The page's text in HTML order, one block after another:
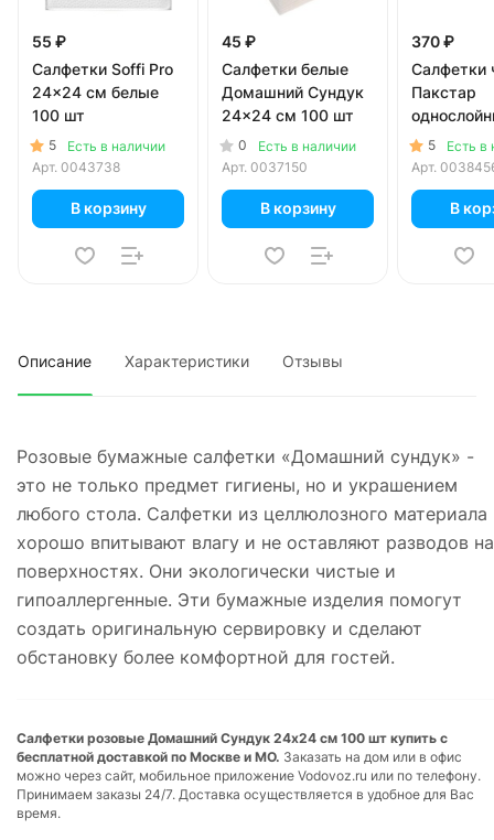
55 ₽
Салфетки Soffi Pro
24x24 см белые
100 шт
5
Есть в наличии
Арт. 0043738
В корзину
45 ₽
Салфетки белые
Домашний Сундук
24x24 см 100 шт
0
Есть в наличии
Арт. 0037150
В корзину
370 ₽
Салфетки
Пакстар
24х24см
5
Есть в
Арт.
В
Описание Характеристики Отзывы
Розовые бумажные салфетки «Домашний сундук» -
это не только предмет гигиены, но и украшением
любого стола. Салфетки из целлюлозного материала
хорошо впитывают влагу и не оставляют разводов на
поверхностях. Они экологически чистые и
гипоаллергенные. Эти бумажные изделия помогут
создать оригинальную сервировку и сделают
обстановку более комфортной для гостей.
Салфетки розовые Домашний Сундук 24x24 см 100 шт купить с
бесплатной доставкой по Москве и МО. Заказать на дом или в офис
можно через сайт, мобильное приложение Vodovoz.ru или по телефону.
Принимаем заказы 24/7. Доставка осуществляется в удобное для Вас
время.